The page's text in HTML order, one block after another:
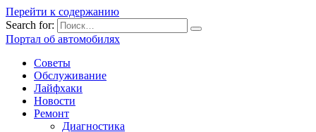
Перейти к содержанию
Search for:
Портал об автомобилях
Советы
Обслуживание
Лайфхаки
Новости
Ремонт
Диагностика